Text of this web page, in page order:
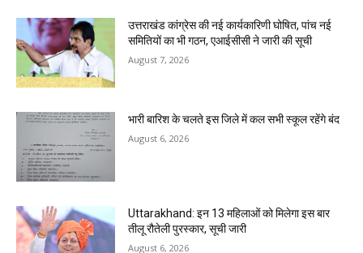
उत्तराखंड कांग्रेस की नई कार्यकारिणी घोषित, पांच नई
समितियों का भी गठन, एआईसीसी ने जारी की सूची
August 7, 2026
भारी बारिश के चलते इस जिले में कल सभी स्कूल रहेंगे बंद
August 6, 2026
Uttarakhand: इन 13 महिलाओं को मिलेगा इस बार
तीलू रौतेली पुरस्कार, सूची जारी
August 6, 2026